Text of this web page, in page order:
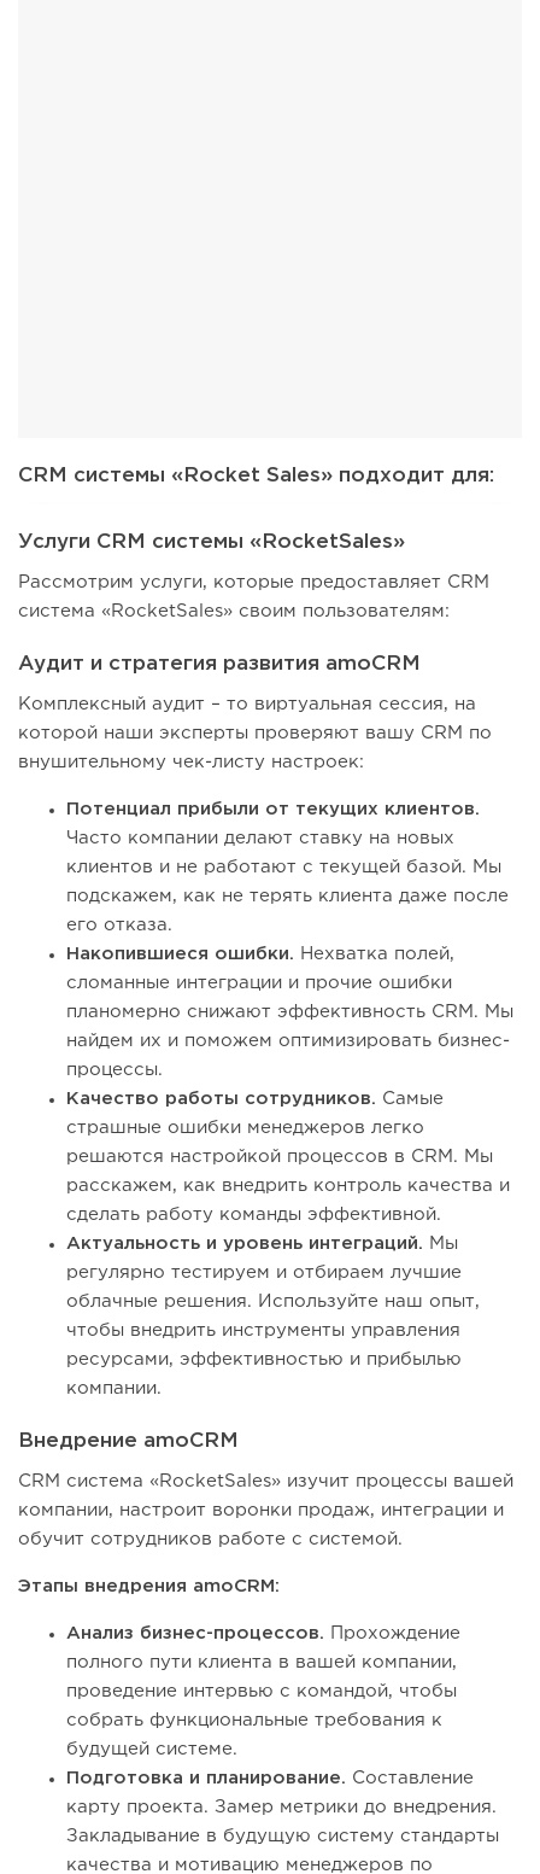
CRM системы «Rocket Sales» подходит для:
Услуги CRM системы «RocketSales»
Рассмотрим услуги, которые предоставляет CRM
система «RocketSales» своим пользователям:
Аудит и стратегия развития amoCRM
Комплексный аудит – то виртуальная сессия, на
которой наши эксперты проверяют вашу CRM по
внушительному чек-листу настроек:
Потенциал прибыли от текущих клиентов.
Часто компании делают ставку на новых
клиентов и не работают с текущей базой. Мы
подскажем, как не терять клиента даже после
его отказа.
Накопившиеся ошибки. Нехватка полей,
сломанные интеграции и прочие ошибки
планомерно снижают эффективность CRM. Мы
найдем их и поможем оптимизировать бизнес-
процессы.
Качество работы сотрудников. Самые
страшные ошибки менеджеров легко
решаются настройкой процессов в CRM. Мы
расскажем, как внедрить контроль качества и
сделать работу команды эффективной.
Актуальность и уровень интеграций.
Мы
регулярно тестируем и отбираем лучшие
облачные решения. Используйте наш опыт,
чтобы внедрить инструменты управления
ресурсами, эффективностью и прибылью
компании.
Внедрение amoCRM
CRM система «RocketSales» изучит процессы вашей
компании, настроит воронки продаж, интеграции и
обучит сотрудников работе с системой.
Этапы внедрения amoCRM:
Анализ бизнес-процессов.
Прохождение
полного пути клиента в вашей компании,
проведение интервью с командой, чтобы
собрать функциональные требования к
будущей системе.
Подготовка и планирование. Составление
карту проекта. Замер метрики до внедрения.
Закладывание в будущую систему стандарты
качества и мотивацию менеджеров по